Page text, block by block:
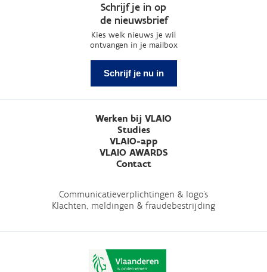
Schrijf je in op
de nieuwsbrief
Kies welk nieuws je wil
ontvangen in je mailbox
Schrijf je nu in
Werken bij VLAIO
Studies
VLAIO-app
VLAIO AWARDS
Contact
Communicatieverplichtingen & logo's
Klachten, meldingen & fraudebestrijding